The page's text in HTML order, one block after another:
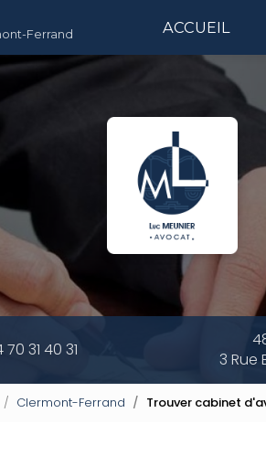
Ferrand ACCUEIL
70 31 40 31
3 Rue
Clermont-Ferrand Trouver cabinet